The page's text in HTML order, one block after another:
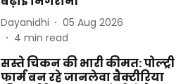
Dayanidhi
05 Aug 2026
4 min read
सस्ते चिकन की भारी कीमत: पोल्ट्री
फार्म बन रहे जानलेवा बैक्टीरिया